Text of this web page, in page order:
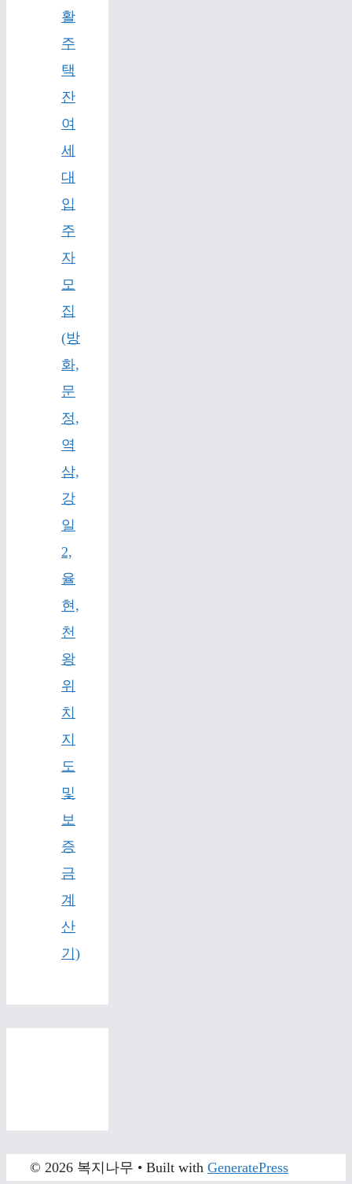
활
주
택
잔
여
세
대
입
주
자
모
집
(방
화,
문
정,
역
삼,
강
일
2,
율
현,
천
왕
위
치
지
도
및
보
증
금
계
산
기)
© 2026 복지나무 • Built with GeneratePress